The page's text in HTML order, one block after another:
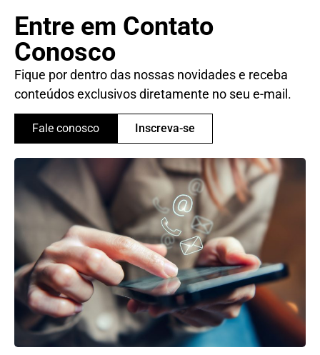
Entre em Contato
Conosco
Fique por dentro das nossas novidades e receba
conteúdos exclusivos diretamente no seu e-mail.
Fale conosco Inscreva-se